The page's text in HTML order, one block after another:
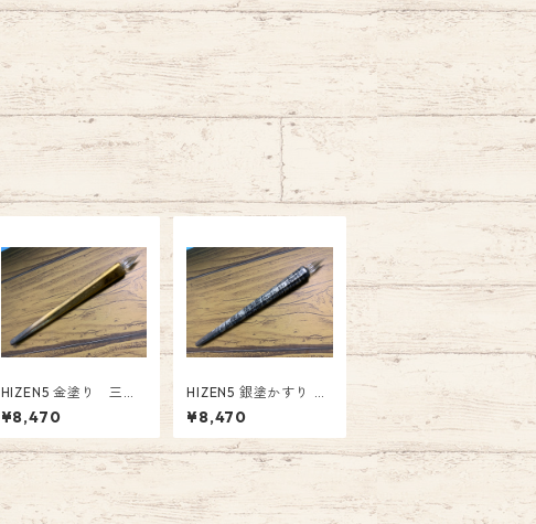
HIZEN5 金塗り 三角
ガラスペン（陶悦窯)
HI-011
¥8,470
HIZEN5 銀塗かすり し
のぎガラスペン（陶悦
窯) HI-00
¥8,470